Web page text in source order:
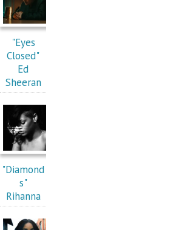
"Eyes
Closed"
Ed
Sheeran
"Diamond
s"
Rihanna